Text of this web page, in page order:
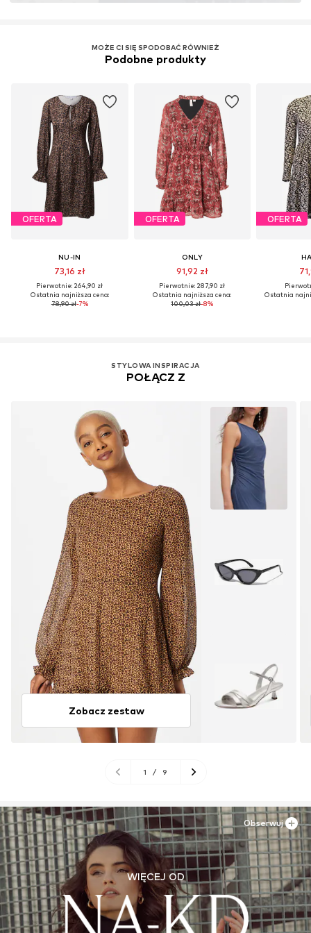
MOŻE CI SIĘ SPODOBAĆ RÓWNIEŻ
Podobne produkty
OFERTA
NU-IN
73,16 zł
Pierwotnie: 264,90 zł
Ostatnia najniższa cena:
78,90 zł-7%
OFERTA
ONLY
91,92 zł
Pierwotnie: 287,90 zł
Ostatnia najniższa cena:
100,03 zł-8%
OFERTA
Ostatnia
STYLOWA INSPIRACJA
POŁĄCZ Z
Zobacz zestaw
1 / 9
WIĘCEJ OD
Obserwuj